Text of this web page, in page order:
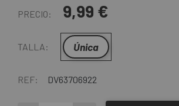
PRECIO: 9,99 €
TALLA: Única
REF: DV63706922